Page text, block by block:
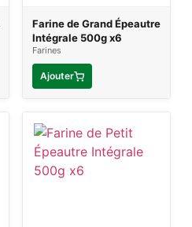
Farine de Grand Épeautre
Intégrale 500g x6
Farines
Ajouter